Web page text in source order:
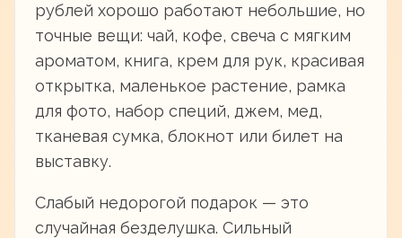
рублей хорошо работают небольшие, но
точные вещи: чай, кофе, свеча с мягким
ароматом, книга, крем для рук, красивая
открытка, маленькое растение, рамка
для фото, набор специй, джем, мед,
тканевая сумка, блокнот или билет на
выставку.
Слабый недорогой подарок — это
случайная безделушка. Сильный